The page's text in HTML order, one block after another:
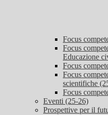
Focus
Focus
Educazione
Focus
Focus
scientifiche
Focus
Eventi (25-26)
Prospettive per il